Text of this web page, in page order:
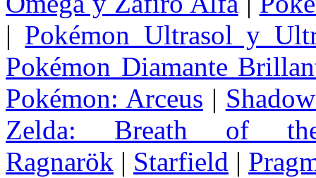
| Pokémon Ultrasol y
Pokémon Diamante
Pokémon: Arceus |
Zelda: Breath of
Ragnarök | Starfield |